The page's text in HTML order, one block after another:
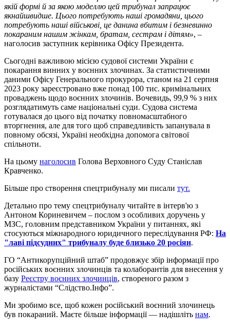
якій формі й за якою моделлю цей трибунал запрацює
якнайшвидше. Цього потребують наші громадяни, цього
потребують наші військові, це данина вбитим і безневинно
покараним нашим жінкам, братам, сестрам і дітям», –
наголосив заступник керівника Офісу Президента.
Сьогодні важливою місією судової системи України є
покарання винних у воєнних злочинах. За статистичними
даними Офісу Генерального прокурора, станом на 21 серпня
2023 року зареєстровано вже понад 100 тис. кримінальних
проваджень щодо воєнних злочинів. Вочевидь, 99,9 % з них
розглядатимуть саме національні суди. Судова система
готувалася до цього від початку повномасштабного
вторгнення, але для того щоб справедливість запанувала в
повному обсязі, Україні необхідна допомога світової
спільноти.
На цьому наголосив Голова Верховного Суду Станіслав
Кравченко.
Більше про створення спецтрибуналу ми писали тут.
Детально про тему спецтрибуналу читайте в інтерв'ю з
Антоном Кориневичем – послом з особливих доручень у
МЗС, головним представником України у питаннях, які
стосуються міжнародного юридичного переслідування РФ: На
"лаві підсудних" трибуналу буде близько 20 росіян.
ГО “Антикорупційний штаб” продовжує збір інформації про
російських воєнних злочинців та колаборантів для внесення у
базу Реєстру воєнних злочинців, створеного разом з
журналістами “Слідство.Інфо”.
Ми зробимо все, щоб кожен російський воєнний злочинець
був покараний. Маєте більше інформації — надішліть нам.